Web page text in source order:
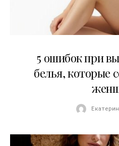
5 ошибок при
белья, которые